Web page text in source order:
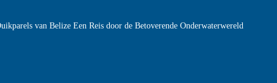
van Belize Een Reis door de Betoverende Onderwaterwereld